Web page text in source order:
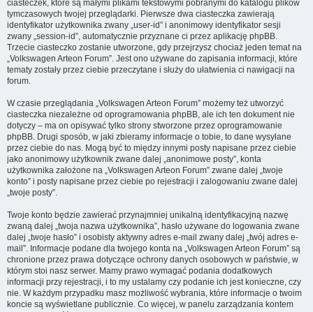
ciasteczek, które są małymi plikami tekstowymi pobranymi do katalogu plików
tymczasowych twojej przeglądarki. Pierwsze dwa ciasteczka zawierają
identyfikator użytkownika zwany „user-id” i anonimowy identyfikator sesji
zwany „session-id”, automatycznie przyznane ci przez aplikację phpBB.
Trzecie ciasteczko zostanie utworzone, gdy przejrzysz chociaż jeden temat na
„Volkswagen Arteon Forum”. Jest ono używane do zapisania informacji, które
tematy zostały przez ciebie przeczytane i służy do ułatwienia ci nawigacji na
forum.
W czasie przeglądania „Volkswagen Arteon Forum” możemy też utworzyć
ciasteczka niezależne od oprogramowania phpBB, ale ich ten dokument nie
dotyczy – ma on opisywać tylko strony stworzone przez oprogramowanie
phpBB. Drugi sposób, w jaki zbieramy informacje o tobie, to dane wysyłane
przez ciebie do nas. Mogą być to między innymi posty napisane przez ciebie
jako anonimowy użytkownik zwane dalej „anonimowe posty”, konta
użytkownika założone na „Volkswagen Arteon Forum” zwane dalej „twoje
konto” i posty napisane przez ciebie po rejestracji i zalogowaniu zwane dalej
„twoje posty”.
Twoje konto będzie zawierać przynajmniej unikalną identyfikacyjną nazwę
zwaną dalej „twoja nazwa użytkownika”, hasło używane do logowania zwane
dalej „twoje hasło” i osobisty aktywny adres e-mail zwany dalej „twój adres e-
mail”. Informacje podane dla twojego konta na „Volkswagen Arteon Forum” są
chronione przez prawa dotyczące ochrony danych osobowych w państwie, w
którym stoi nasz serwer. Mamy prawo wymagać podania dodatkowych
informacji przy rejestracji, i to my ustalamy czy podanie ich jest konieczne, czy
nie. W każdym przypadku masz możliwość wybrania, które informacje o twoim
koncie są wyświetlane publicznie. Co więcej, w panelu zarządzania kontem